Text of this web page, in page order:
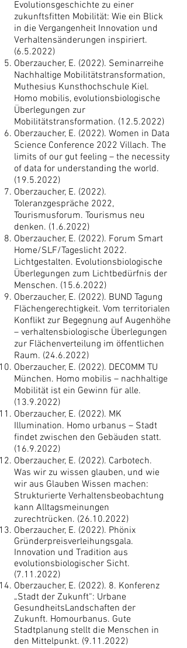
Evolutionsgeschichte zu einer
zukunftsfitten Mobilität: Wie ein Blick
in die Vergangenheit Innovation und
Verhaltensänderungen inspiriert.
(6.5.2022)
Oberzaucher, E. (2022). Seminarreihe
Nachhaltige Mobilitätstransformation,
Muthesius Kunsthochschule Kiel.
Homo mobilis, evolutionsbiologische
Überlegungen zur
Mobilitätstransformation. (12.5.2022)
Oberzaucher, E. (2022). Women in Data
Science Conference 2022 Villach. The
limits of our gut feeling – the necessity
of data for understanding the world.
(19.5.2022)
Oberzaucher, E. (2022).
Toleranzgespräche 2022,
Tourismusforum. Tourismus neu
denken. (1.6.2022)
Oberzaucher, E. (2022). Forum Smart
Home/SLF/Tageslicht 2022.
Lichtgestalten. Evolutionsbiologische
Überlegungen zum Lichtbedürfnis der
Menschen. (15.6.2022)
Oberzaucher, E. (2022). BUND Tagung
Flächengerechtigkeit. Vom territorialen
Konflikt zur Begegnung auf Augenhöhe
– verhaltensbiologische Überlegungen
zur Flächenverteilung im öffentlichen
Raum. (24.6.2022)
Oberzaucher, E. (2022). DECOMM TU
München. Homo mobilis – nachhaltige
Mobilität ist ein Gewinn für alle.
(13.9.2022)
Oberzaucher, E. (2022). MK
Illumination. Homo urbanus – Stadt
findet zwischen den Gebäuden statt.
(16.9.2022)
Oberzaucher, E. (2022). Carbotech.
Was wir zu wissen glauben, und wie
wir aus Glauben Wissen machen:
Strukturierte Verhaltensbeobachtung
kann Alltagsmeinungen
zurechtrücken. (26.10.2022)
Oberzaucher, E. (2022). Phönix
Gründerpreisverleihungsgala.
Innovation und Tradition aus
evolutionsbiologischer Sicht.
(7.11.2022)
Oberzaucher, E. (2022). 8. Konferenz
„Stadt der Zukunft“: Urbane
GesundheitsLandschaften der
Zukunft. Homourbanus. Gute
Stadtplanung stellt die Menschen in
den Mittelpunkt. (9.11.2022)